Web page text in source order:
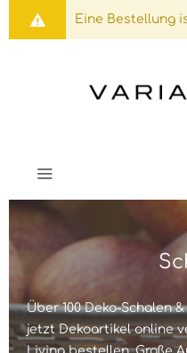
Eine Bestellung
Über 100 Deko-Schalen
jetzt Dekoartikel online